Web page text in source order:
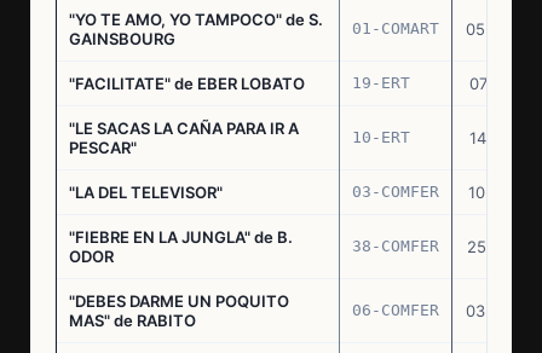
"YO TE AMO, YO TAMPOCO" de S.
GAINSBOURG
01-COMART 05.02.70
"FACILITATE" de EBER LOBATO 19-ERT 07.10.70
"LE SACAS LA CAÑA PARA IR A
PESCAR"
10-ERT 14.07.71
"LA DEL TELEVISOR" 03-COMFER 10.01.73
"FIEBRE EN LA JUNGLA" de B.
ODOR
38-COMFER 25.10.73
"DEBES DARME UN POQUITO
MAS" de RABITO
06-COMFER 03.05.74